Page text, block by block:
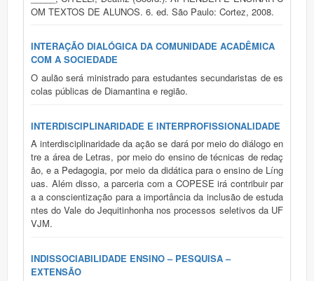
OM TEXTOS DE ALUNOS. 6. ed. São Paulo: Cortez, 2008.
INTERAÇÃO DIALÓGICA DA COMUNIDADE ACADÊMICA
COM A SOCIEDADE
O aulão será ministrado para estudantes secundaristas de es
colas públicas de Diamantina e região.
INTERDISCIPLINARIDADE E INTERPROFISSIONALIDADE
A interdisciplinaridade da ação se dará por meio do diálogo en
tre a área de Letras, por meio do ensino de técnicas de redaç
ão, e a Pedagogia, por meio da didática para o ensino de Líng
uas. Além disso, a parceria com a COPESE irá contribuir par
a a conscientização para a importância da inclusão de estuda
ntes do Vale do Jequitinhonha nos processos seletivos da UF
VJM.
INDISSOCIABILIDADE ENSINO – PESQUISA –
EXTENSÃO